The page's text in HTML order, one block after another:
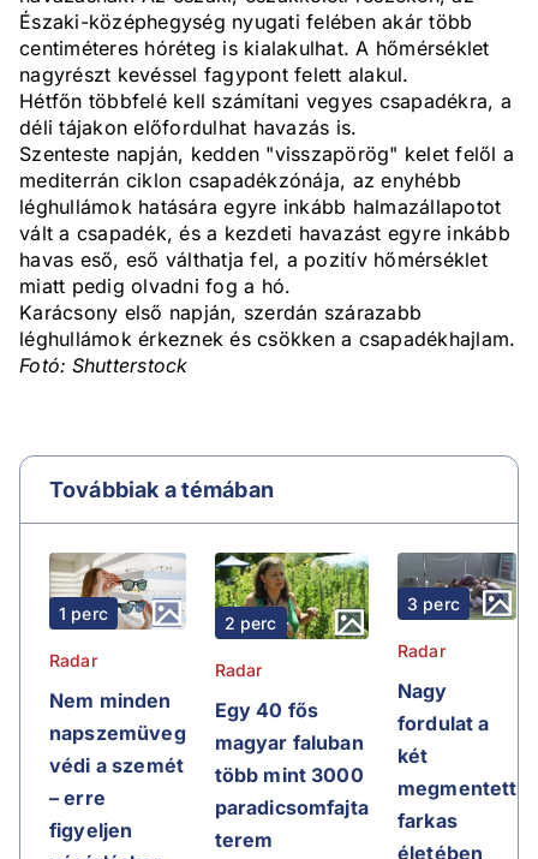
Északi-középhegység nyugati felében akár több
centiméteres hóréteg is kialakulhat. A hőmérséklet
nagyrészt kevéssel fagypont felett alakul.
Hétfőn többfelé kell számítani vegyes csapadékra, a
déli tájakon előfordulhat havazás is.
Szenteste napján, kedden "visszapörög" kelet felől a
mediterrán ciklon csapadékzónája, az enyhébb
léghullámok hatására egyre inkább halmazállapotot
vált a csapadék, és a kezdeti havazást egyre inkább
havas eső, eső válthatja fel, a pozitív hőmérséklet
miatt pedig olvadni fog a hó.
Karácsony első napján, szerdán szárazabb
léghullámok érkeznek és csökken a csapadékhajlam.
Fotó: Shutterstock
Továbbiak a témában
1 perc
Radar
Nem minden
napszemüveg
védi a szemét
– erre
figyeljen
2 perc
Radar
Egy 40 fős
magyar faluban
több mint 3000
paradicsomfajta
terem
3 perc
Radar
Nagy
fordulat a
két
megmentett
farkas
életében